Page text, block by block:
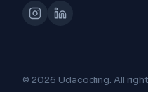
© 2026 Udacoding. All